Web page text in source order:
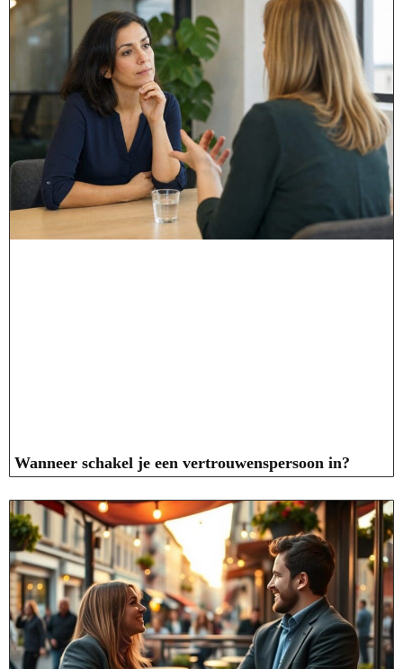
Wanneer schakel je een vertrouwenspersoon in?